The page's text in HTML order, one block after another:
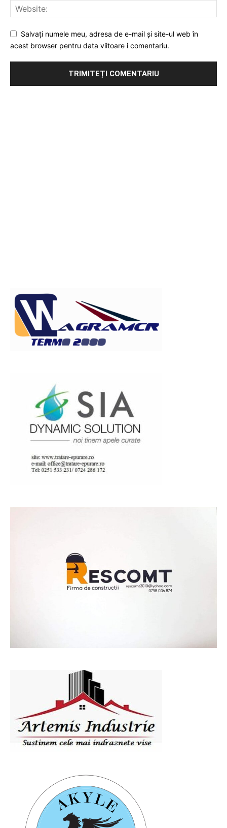
Salvați numele meu, adresa de e-mail și site-ul web în
acest browser pentru data viitoare i comentariu.